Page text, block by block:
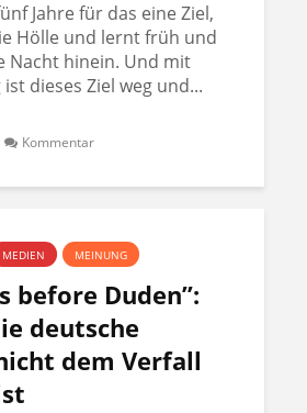
Jahre für das eine Ziel,
Hölle und lernt früh und
Nacht hinein. Und mit
dieses Ziel weg und...
Kommentar
MEDIEN MEINUNG
before Duden”:
deutsche
dem Verfall